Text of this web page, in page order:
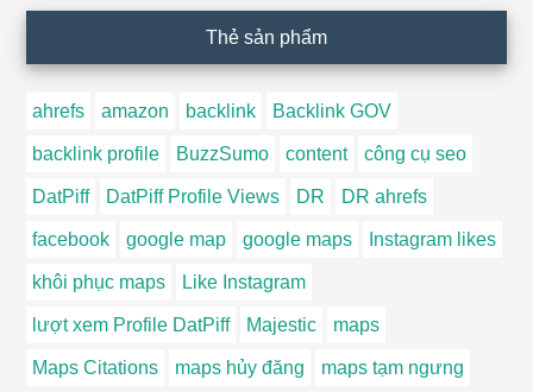
Thẻ sản phẩm
ahrefs amazon backlink Backlink GOV
backlink profile BuzzSumo content công cụ seo
DatPiff DatPiff Profile Views DR DR ahrefs
facebook google map google maps Instagram likes
khôi phục maps Like Instagram
lượt xem Profile DatPiff Majestic maps
Maps Citations maps hủy đăng maps tạm ngưng